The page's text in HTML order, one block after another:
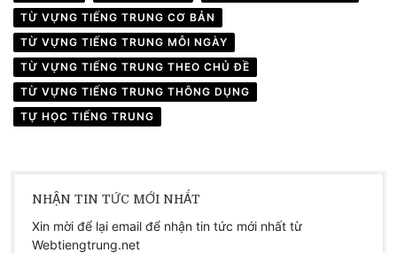
TỪ VỰNG TIẾNG TRUNG CƠ BẢN
TỪ VỰNG TIẾNG TRUNG MỖI NGÀY
TỪ VỰNG TIẾNG TRUNG THEO CHỦ ĐỀ
TỪ VỰNG TIẾNG TRUNG THÔNG DỤNG
TỰ HỌC TIẾNG TRUNG
NHẬN TIN TỨC MỚI NHẤT
Xin mời để lại email để nhận tin tức mới nhất từ
Webtiengtrung.net